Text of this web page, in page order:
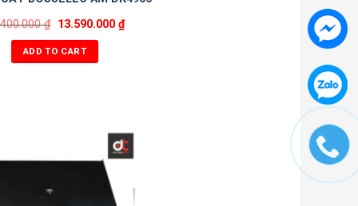
₫ 13.590.000 ₫
ADD TO CART